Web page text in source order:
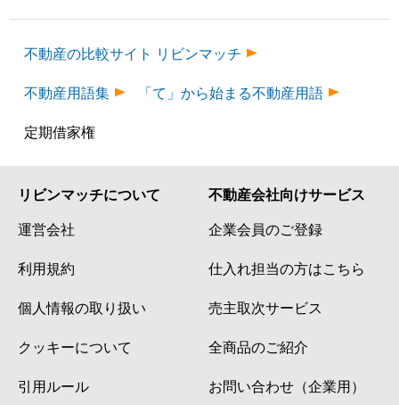
不動産の比較サイト リビンマッチ
不動産用語集
「て」から始まる不動産用語
定期借家権
リビンマッチについて
運営会社
利用規約
個人情報の取り扱い
クッキーについて
引用ルール
不動産会社向けサービス
企業会員のご登録
仕入れ担当の方はこちら
売主取次サービス
全商品のご紹介
お問い合わせ（企業用）